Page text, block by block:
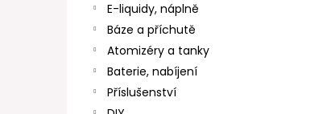
E-liquidy, náplně
Báze a příchutě
Atomizéry a tanky
Baterie, nabíjení
Příslušenství